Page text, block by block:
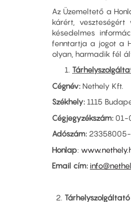
Az Üzemeltető a
kárért,
késedelmes
fenntartja a jogot a
olyan, harmadik fél
Cégnév: Nethely Kft.
Székhely: 1115
Cégjegyzékszám: 01-
Adószám:
Honlap:
Email cím:
2. Tárhelyszolgáltató